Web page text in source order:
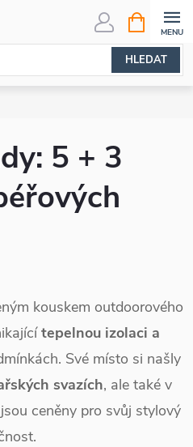
HLEDAT
NÁKUPNÍ
KOŠÍK
5 + 3
kouskem outdoorového
tepelnou izolaci a
Své místo si našly
svazích, ale také v
ceněny pro svůj stylový